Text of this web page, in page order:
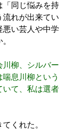
「同じ悩みを持
流れが出来てい
い芸人や中学
川柳、シルバー
息川柳という
いて、私は選者
くれた。